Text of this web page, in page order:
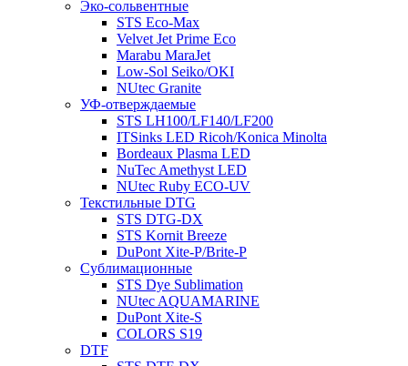
Эко-сольвентные
STS Eco-Max
Velvet Jet Prime Eco
Marabu MaraJet
Low-Sol Seiko/OKI
NUtec Granite
УФ-отверждаемые
STS LH100/LF140/LF200
ITSinks LED Ricoh/Konica Minolta
Bordeaux Plasma LED
NuTec Amethyst LED
NUtec Ruby ECO-UV
Текстильные DTG
STS DTG-DX
STS Kornit Breeze
DuPont Xite-P/Brite-P
Сублимационные
STS Dye Sublimation
NUtec AQUAMARINE
DuPont Xite-S
COLORS S19
DTF